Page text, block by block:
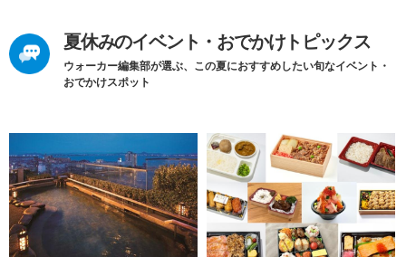
夏休みのイベント・おでかけトピックス
ウォーカー編集部が選ぶ、この夏におすすめしたい旬なイベント・
おでかけスポット